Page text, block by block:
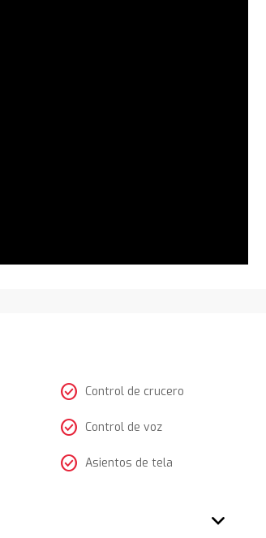
check_circle Control de crucero
check_circle Control de voz
check_circle Asientos de tela